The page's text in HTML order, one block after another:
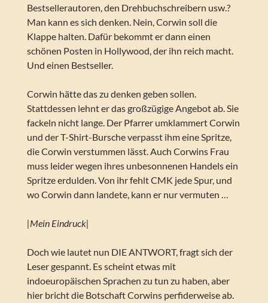
Bestsellerautoren, den Drehbuchschreibern usw.?
Man kann es sich denken. Nein, Corwin soll die
Klappe halten. Dafür bekommt er dann einen
schönen Posten in Hollywood, der ihn reich macht.
Und einen Bestseller.
Corwin hätte das zu denken geben sollen.
Stattdessen lehnt er das großzügige Angebot ab. Sie
fackeln nicht lange. Der Pfarrer umklammert Corwin
und der T-Shirt-Bursche verpasst ihm eine Spritze,
die Corwin verstummen lässt. Auch Corwins Frau
muss leider wegen ihres unbesonnenen Handels ein
Spritze erdulden. Von ihr fehlt CMK jede Spur, und
wo Corwin dann landete, kann er nur vermuten …
|Mein Eindruck|
Doch wie lautet nun DIE ANTWORT, fragt sich der
Leser gespannt. Es scheint etwas mit
indoeuropäischen Sprachen zu tun zu haben, aber
hier bricht die Botschaft Corwins perfiderweise ab.